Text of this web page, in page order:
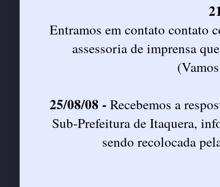
Entramos em contato contato
assessoria de imprensa
25/08/08 - Recebemos a
Sub-Prefeitura de Itaquera,
sendo recolocada